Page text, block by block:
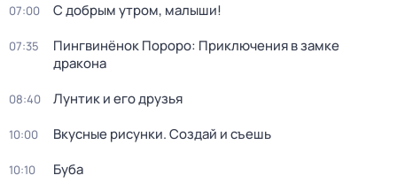
07:00 С добрым утром, малыши!
07:35
Пингвинёнок Пороро: Приключения в замке
дракона
08:40 Лунтик и его друзья
10:00 Вкусные рисунки. Создай и съешь
10:10 Буба